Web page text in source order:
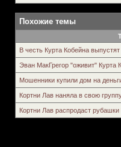
Похожие темы
В честь Курта Кобейна
Эван МакГрегор "оживит" Курта
Мошенники купили дом на
Кортни Лав наняла в свою
Кортни Лав распродаст рубашки